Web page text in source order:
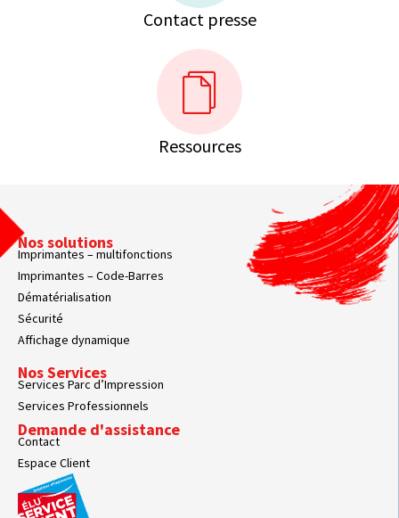
Contact presse
Ressources
Nos solutions
Imprimantes – multifonctions
Imprimantes – Code-Barres
Dématérialisation
Sécurité
Affichage dynamique
Nos Services
Services Parc d’Impression
Services Professionnels
Demande d'assistance
Contact
Espace Client